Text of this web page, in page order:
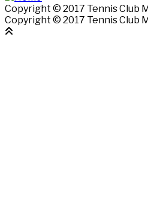
Copyright © 2017 Tennis Club
Copyright © 2017 Tennis Club